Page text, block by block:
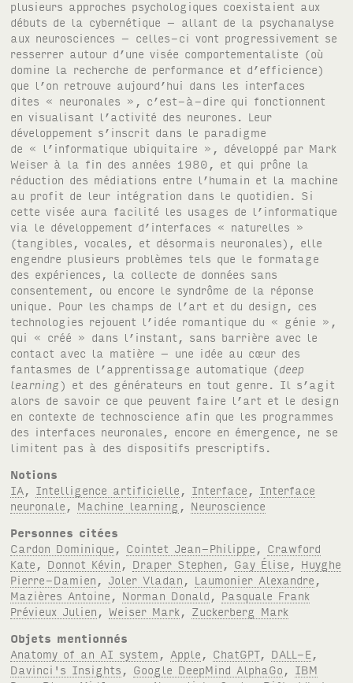
plusieurs approches psychologiques coexistaient aux
débuts de la cybernétique – allant de la psychanalyse
aux neurosciences – celles-ci vont progressivement se
resserrer autour d’une visée comportementaliste (où
domine la recherche de performance et d’efficience)
que l’on retrouve aujourd’hui dans les interfaces
dites « neuronales », c’est-à-dire qui fonctionnent
en visualisant l’activité des neurones. Leur
développement s’inscrit dans le paradigme
de « l’informatique ubiquitaire », développé par Mark
Weiser à la fin des années 1980, et qui prône la
réduction des médiations entre l’humain et la machine
au profit de leur intégration dans le quotidien. Si
cette visée aura facilité les usages de l’informatique
via le développement d’interfaces « naturelles »
(tangibles, vocales, et désormais neuronales), elle
engendre plusieurs problèmes tels que le formatage
des expériences, la collecte de données sans
consentement, ou encore le syndrôme de la réponse
unique. Pour les champs de l’art et du design, ces
technologies rejouent l’idée romantique du « génie »,
qui « créé » dans l’instant, sans barrière avec le
contact avec la matière – une idée au cœur des
fantasmes de l’apprentissage automatique (deep
learning ) et des générateurs en tout genre. Il s’agit
alors de savoir ce que peuvent faire l’art et le design
en contexte de technoscience afin que les programmes
des interfaces neuronales, encore en émergence, ne se
limitent pas à des dispositifs prescriptifs.
Notions
IA
Intelligence artificielle Interface
Interface
neuronale
Machine learning
Neuroscience
Personnes citées
Cardon Dominique
Cointet Jean-Philippe
Crawford
Kate
Donnot Kévin Draper Stephen Gay Élise
Huyghe
Pierre-Damien
Joler Vladan Laumonier Alexandre
Mazières Antoine
Norman Donald
Pasquale Frank
Prévieux Julien ,Weiser Mark
Zuckerberg Mark
Objets mentionnés
Anatomy of an AI system
Apple ChatGPT, DALL-E
Davinci's Insights
Google DeepMind AlphaGo
IBM